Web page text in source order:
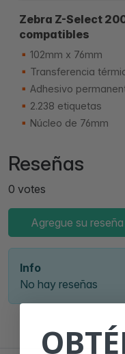
Zebra Z-Select
compatibles
102mm x 76mm
Transferencia
Adhesivo
2.238 etiquetas
Núcleo de 76mm
Reseñas
0 votes
Agregue su reseña
Info
No hay reseñas